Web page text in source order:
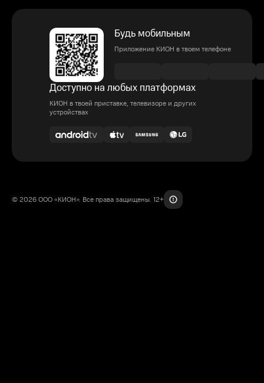
Будь мобильным
Приложение КИОН в твоем телефоне
Доступно на любых платформах
КИОН в твоей приставке, телевизоре и других
устройствах
© 2026 ООО «КИОН». Все права защищены. 12+